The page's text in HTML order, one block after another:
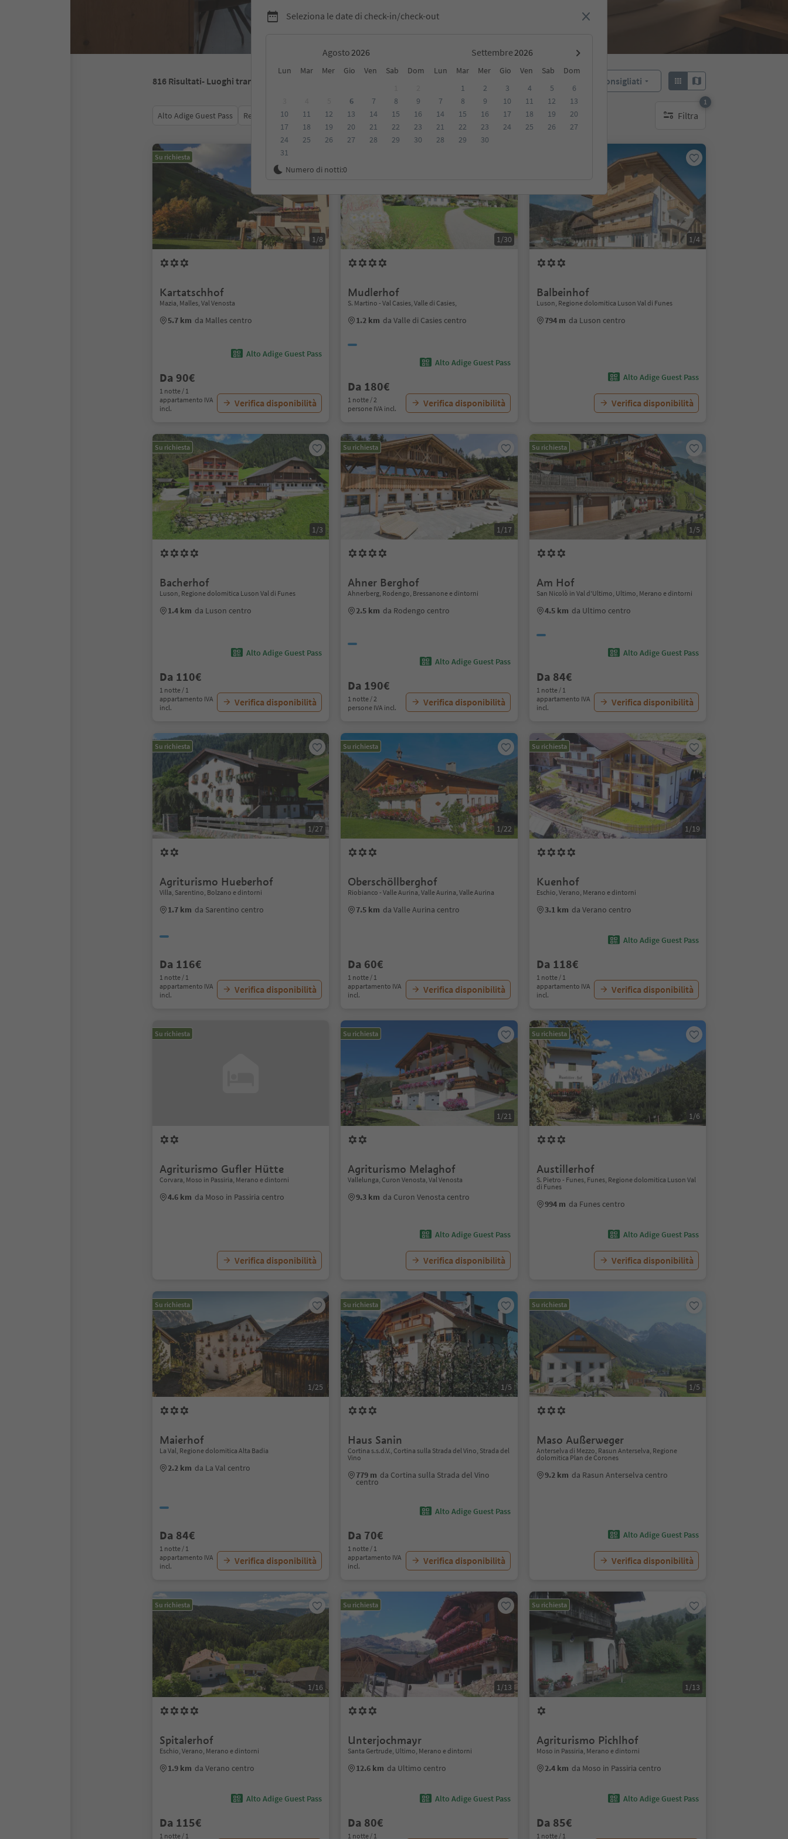
Seleziona le date di check-in/check-out
Agosto Settembre
Lun Mar Mer Gio Ven Sab Dom Lun Mar Mer Gio Ven Sab
Dom
6 7 8
9
10
11 12 13 14 15
16
17
18 19 20 21 22
23
24
25 26 27 28 29
30
31
1 2 3 4 5
6
7
8 9 10 11 12
13
14
15 16 17 18 19
20
21
22 23 24 25 26
27
28
29 30
Numero di notti:0
816 Risultati- Luoghi tranquilli Consigliati
Alto Adige Guest Pass Recensioni Categoria Trattamento Alloggi sostenibili Filtra
1
1 filtro attivo
Su richiesta
1/8
Kartatschhof
Mazia, Malles, Val Venosta
5.7 km da Malles centro
Alto Adige Guest Pass
Da 90€
1 notte / 1
appartamento IVA
incl.
Verifica disponibilità
1/30
Mudlerhof
S. Martino - Val Casies, Valle di Casies,
1.2 km da Valle di Casies centro
Alto Adige Guest Pass
Da 180€
1 notte / 2
persone IVA incl.
Verifica disponibilità
1/4
Balbeinhof
Luson, Regione dolomitica Luson Val di Funes
794 m da Luson centro
Alto Adige Guest Pass
Verifica disponibilità
Su richiesta
1/3
Bacherhof
Luson, Regione dolomitica Luson Val di Funes
1.4 km da Luson centro
Alto Adige Guest Pass
Da 110€
1 notte / 1
appartamento IVA
incl.
Verifica disponibilità
Su richiesta
1/17
Ahner Berghof
Ahnerberg, Rodengo, Bressanone e dintorni
2.5 km da Rodengo centro
Alto Adige Guest Pass
Da 190€
1 notte / 2
persone IVA incl.
Verifica disponibilità
Su richiesta
1/5
Am Hof
San Nicolò in Val d'Ultimo, Ultimo, Merano e dintorni
4.5 km da Ultimo centro
Alto Adige Guest Pass
Da 84€
1 notte / 1
appartamento IVA
incl.
Verifica disponibilità
Su richiesta
1/27
Agriturismo Hueberhof
Villa, Sarentino, Bolzano e dintorni
1.7 km da Sarentino centro
Da 116€
1 notte / 1
appartamento IVA
incl.
Verifica disponibilità
Su richiesta
1/22
Oberschöllberghof
Riobianco - Valle Aurina, Valle Aurina, Valle Aurina
7.5 km da Valle Aurina centro
Da 60€
1 notte / 1
appartamento IVA
incl.
Verifica disponibilità
Su richiesta
1/19
Kuenhof
Eschio, Verano, Merano e dintorni
3.1 km da Verano centro
Alto Adige Guest Pass
Da 118€
1 notte / 1
appartamento IVA
incl.
Verifica disponibilità
Su richiesta
Agriturismo Gufler Hütte
Corvara, Moso in Passiria, Merano e dintorni
4.6 km da Moso in Passiria centro
Verifica disponibilità
Su richiesta
1/21
Agriturismo Melaghof
Vallelunga, Curon Venosta, Val Venosta
9.3 km da Curon Venosta centro
Alto Adige Guest Pass
Verifica disponibilità
Su richiesta
1/6
Austillerhof
S. Pietro - Funes, Funes, Regione dolomitica Luson Val
di Funes
994 m da Funes centro
Alto Adige Guest Pass
Verifica disponibilità
Su richiesta
1/25
Maierhof
La Val, Regione dolomitica Alta Badia
2.2 km da La Val centro
Da 84€
1 notte / 1
appartamento IVA
incl.
Verifica disponibilità
Su richiesta
1/5
Haus Sanin
Cortina s.s.d.V., Cortina sulla Strada del Vino, Strada del
Vino
779 m da Cortina sulla Strada del Vino
centro
Alto Adige Guest Pass
Da 70€
1 notte / 1
appartamento IVA
incl.
Verifica disponibilità
Su richiesta
1/5
Maso Außerweger
Anterselva di Mezzo, Rasun Anterselva, Regione
dolomitica Plan de Corones
9.2 km da Rasun Anterselva centro
Alto Adige Guest Pass
Verifica disponibilità
Su richiesta
1/16
Spitalerhof
Eschio, Verano, Merano e dintorni
1.9 km da Verano centro
Alto Adige Guest Pass
Da 115€
1 notte / 1
Su richiesta
1/13
Unterjochmayr
Santa Gertrude, Ultimo, Merano e dintorni
12.6 km da Ultimo centro
Alto Adige Guest Pass
Da 80€
1 notte / 1
Su richiesta
1/13
Agriturismo Pichlhof
Moso in Passiria, Merano e dintorni
2.4 km da Moso in Passiria centro
Alto Adige Guest Pass
Da 85€
1 notte / 1